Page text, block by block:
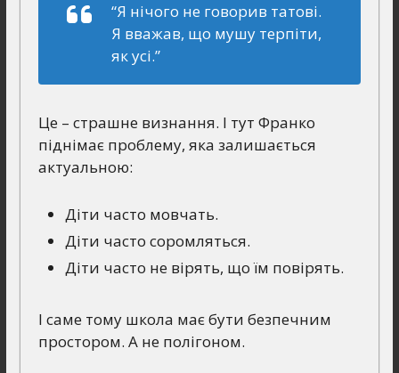
“Я нічого не говорив татові.
Я вважав, що мушу терпіти,
як усі.”
Це – страшне визнання. І тут Франко
піднімає проблему, яка залишається
актуальною:
Діти часто мовчать.
Діти часто соромляться.
Діти часто не вірять, що їм повірять.
І саме тому школа має бути безпечним
простором. А не полігоном.